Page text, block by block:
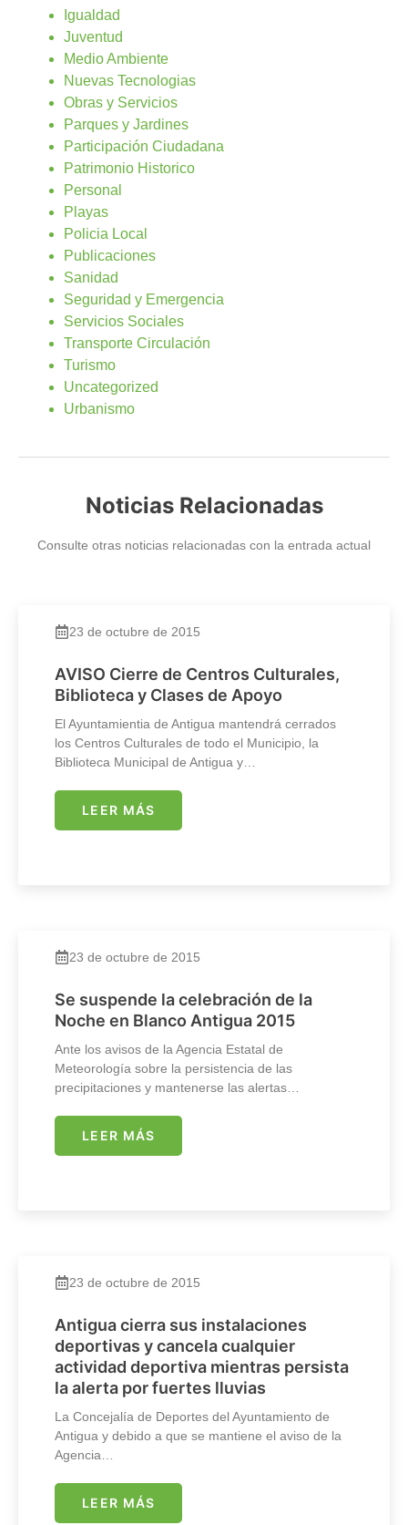
Igualdad
Juventud
Medio Ambiente
Nuevas Tecnologias
Obras y Servicios
Parques y Jardines
Participación Ciudadana
Patrimonio Historico
Personal
Playas
Policia Local
Publicaciones
Sanidad
Seguridad y Emergencia
Servicios Sociales
Transporte Circulación
Turismo
Uncategorized
Urbanismo
Noticias Relacionadas
Consulte otras noticias relacionadas con la entrada actual
23 de octubre de 2015
AVISO Cierre de Centros Culturales,
Biblioteca y Clases de Apoyo
El Ayuntamientia de Antigua mantendrá cerrados
los Centros Culturales de todo el Municipio, la
Biblioteca Municipal de Antigua y…
LEER MÁS
23 de octubre de 2015
Se suspende la celebración de la
Noche en Blanco Antigua 2015
Ante los avisos de la Agencia Estatal de
Meteorología sobre la persistencia de las
precipitaciones y mantenerse las alertas…
LEER MÁS
23 de octubre de 2015
Antigua cierra sus instalaciones
deportivas y cancela cualquier
actividad deportiva mientras persista
la alerta por fuertes lluvias
La Concejalía de Deportes del Ayuntamiento de
Antigua y debido a que se mantiene el aviso de la
Agencia…
LEER MÁS